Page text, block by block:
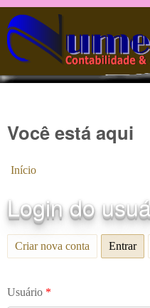
Pular para o
Você está aqui
Início
Login do
Criar nova conta Entrar
Usuário *